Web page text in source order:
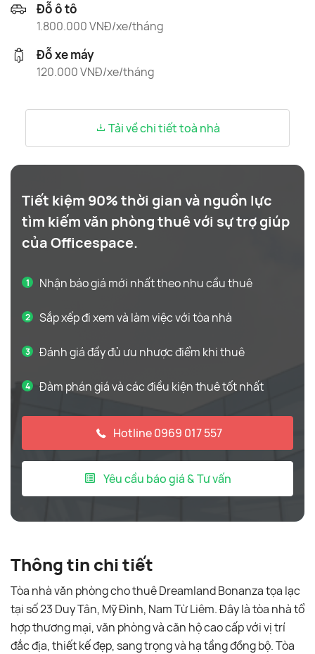
Đỗ ô tô
1.800.000 VNĐ/xe/tháng
Đỗ xe máy
120.000 VNĐ/xe/tháng
Tải về chi tiết toà nhà
Tiết kiệm 90% thời gian và nguồn lực
tìm kiếm văn phòng thuê với sự trợ giúp
của Officespace.
Nhận báo giá mới nhất theo nhu cầu thuê
Sắp xếp đi xem và làm việc với tòa nhà
Đánh giá đầy đủ ưu nhược điểm khi thuê
Đàm phán giá và các điều kiện thuê tốt nhất
Hotline 0969 017 557
Yêu cầu báo giá & Tư vấn
Thông tin chi tiết
Tòa nhà văn phòng cho thuê Dreamland Bonanza tọa lạc
tại số 23 Duy Tân, Mỹ Đình, Nam Từ Liêm. Đây là tòa nhà tổ
hợp thương mại, văn phòng và căn hộ cao cấp với vị trí
đắc địa, thiết kế đẹp, sang trọng và hạ tầng đồng bộ. Tòa